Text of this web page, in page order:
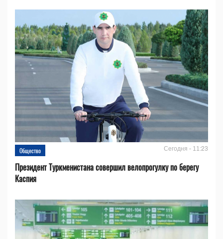
Общество Сегодня - 11:23
Президент Туркменистана совершил велопрогулку по берегу
Каспия